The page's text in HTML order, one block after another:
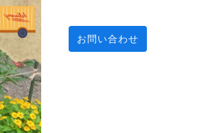
お問い合わせ